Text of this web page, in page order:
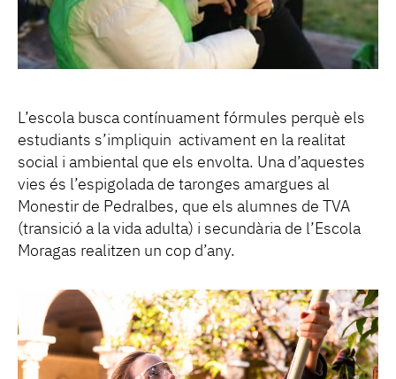
L’escola busca contínuament fórmules perquè els
estudiants s’impliquin activament en la realitat
social i ambiental que els envolta. Una d’aquestes
vies és l’espigolada de taronges amargues al
Monestir de Pedralbes, que els alumnes de TVA
(transició a la vida adulta) i secundària de l’Escola
Moragas realitzen un cop d’any.